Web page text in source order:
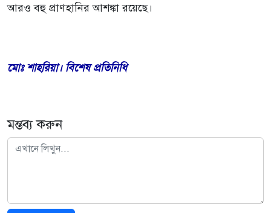
আরও বহু প্রাণহানির আশঙ্কা রয়েছে।
‎মোঃ শাহরিয়া। বিশেষ প্রতিনিধি
মন্তব্য করুন